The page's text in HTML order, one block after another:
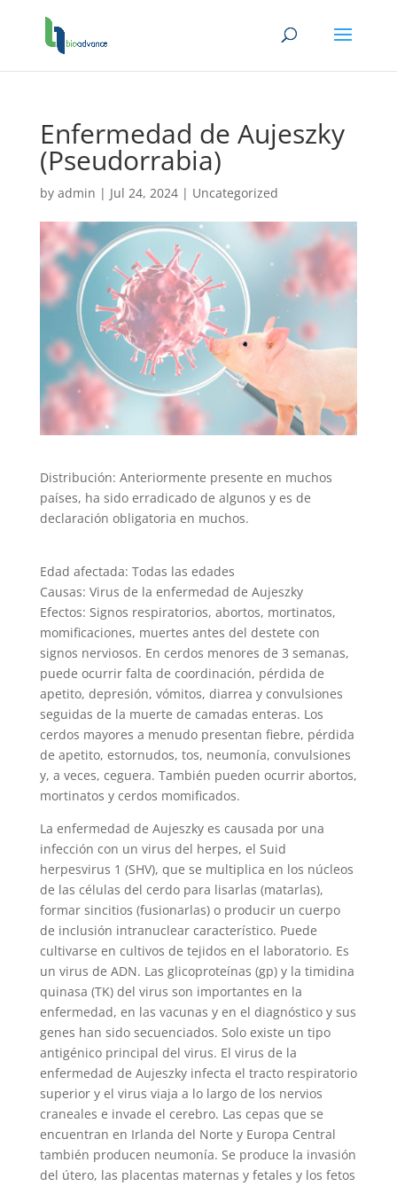
Enfermedad de Aujeszky
(Pseudorrabia)
by admin | Jul 24, 2024| Uncategorized
Distribución: Anteriormente presente en muchos
países, ha sido erradicado de algunos y es de
declaración obligatoria en muchos.
Edad afectada: Todas las edades
Causas: Virus de la enfermedad de Aujeszky
Efectos: Signos respiratorios, abortos, mortinatos,
momificaciones, muertes antes del destete con
signos nerviosos. En cerdos menores de 3 semanas,
puede ocurrir falta de coordinación, pérdida de
apetito, depresión, vómitos, diarrea y convulsiones
seguidas de la muerte de camadas enteras. Los
cerdos mayores a menudo presentan fiebre, pérdida
de apetito, estornudos, tos, neumonía, convulsiones
y, a veces, ceguera. También pueden ocurrir abortos,
mortinatos y cerdos momificados.
La enfermedad de Aujeszky es causada por una
infección con un virus del herpes, el Suid
herpesvirus 1 (SHV), que se multiplica en los núcleos
de las células del cerdo para lisarlas (matarlas),
formar sincitios (fusionarlas) o producir un cuerpo
de inclusión intranuclear característico. Puede
cultivarse en cultivos de tejidos en el laboratorio. Es
un virus de ADN. Las glicoproteínas (gp) y la timidina
quinasa (TK) del virus son importantes en la
enfermedad, en las vacunas y en el diagnóstico y sus
genes han sido secuenciados. Solo existe un tipo
antigénico principal del virus. El virus de la
enfermedad de Aujeszky infecta el tracto respiratorio
superior y el virus viaja a lo largo de los nervios
craneales e invade el cerebro. Las cepas que se
encuentran en Irlanda del Norte y Europa Central
también producen neumonía. Se produce la invasión
del útero, las placentas maternas y fetales y los fetos